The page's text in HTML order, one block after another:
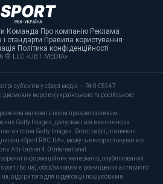
· Команда· Про компанію· Реклама·
і стандарти· Правила користування·
· Політика конфіденційності·
© LLC «UBT MEDIA»
суб’єктів у сфері медіа — R40-05347
версію (українською та російською
належать їхнім правовласникам.
Getty Images, допускається виключно за
Getty Images. Фотографії, позначені
«Sport RBC.UA», можуть використовуватися
Attribution 4.0 International.
інформаційних матеріалів, опублікованих
обов'язковим є розміщення активного
відкритого для індексації пошуковими